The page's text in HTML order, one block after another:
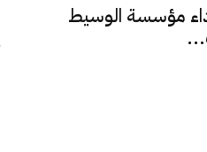
مؤسسة الوسيط